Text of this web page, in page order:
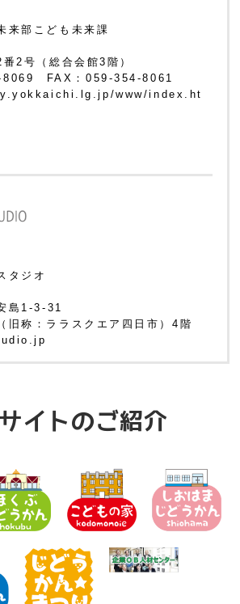
来部こども未来課
2号（総合会館3階）
8069 FAX：059-354-8061
www/index.ht
タジオ
島1-3-31
旧称：ララスクエア四日市）4階
イトのご紹介